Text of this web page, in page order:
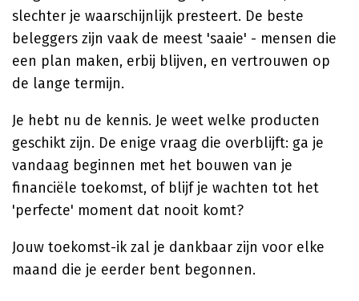
slechter je waarschijnlijk presteert. De beste
beleggers zijn vaak de meest 'saaie' - mensen die
een plan maken, erbij blijven, en vertrouwen op
de lange termijn.
Je hebt nu de kennis. Je weet welke producten
geschikt zijn. De enige vraag die overblijft: ga je
vandaag beginnen met het bouwen van je
financiële toekomst, of blijf je wachten tot het
'perfecte' moment dat nooit komt?
Jouw toekomst-ik zal je dankbaar zijn voor elke
maand die je eerder bent begonnen.